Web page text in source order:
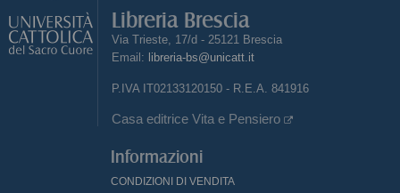
Libreria Brescia
Via Trieste, 17/d - 25121 Brescia
Email: libreria-bs@unicatt.it
P.IVA IT02133120150 - R.E.A. 841916
Casa editrice Vita e Pensiero
Informazioni
CONDIZIONI DI VENDITA